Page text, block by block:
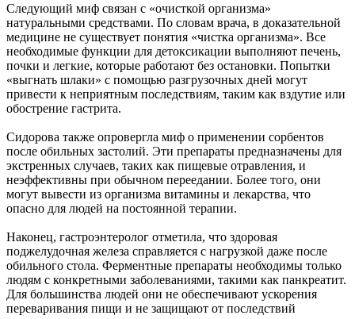
Следующий миф связан с «очисткой организма»
натуральными средствами. По словам врача, в доказательной
медицине не существует понятия «чистка организма». Все
необходимые функции для детоксикации выполняют печень,
почки и легкие, которые работают без остановки. Попытки
«выгнать шлаки» с помощью разгрузочных дней могут
привести к неприятным последствиям, таким как вздутие или
обострение гастрита.
Сидорова также опровергла миф о применении сорбентов
после обильных застолий. Эти препараты предназначены для
экстренных случаев, таких как пищевые отравления, и
неэффективны при обычном переедании. Более того, они
могут вывести из организма витамины и лекарства, что
опасно для людей на постоянной терапии.
Наконец, гастроэнтеролог отметила, что здоровая
поджелудочная железа справляется с нагрузкой даже после
обильного стола. Ферментные препараты необходимы только
людям с конкретными заболеваниями, такими как панкреатит.
Для большинства людей они не обеспечивают ускорения
переваривания пищи и не защищают от последствий